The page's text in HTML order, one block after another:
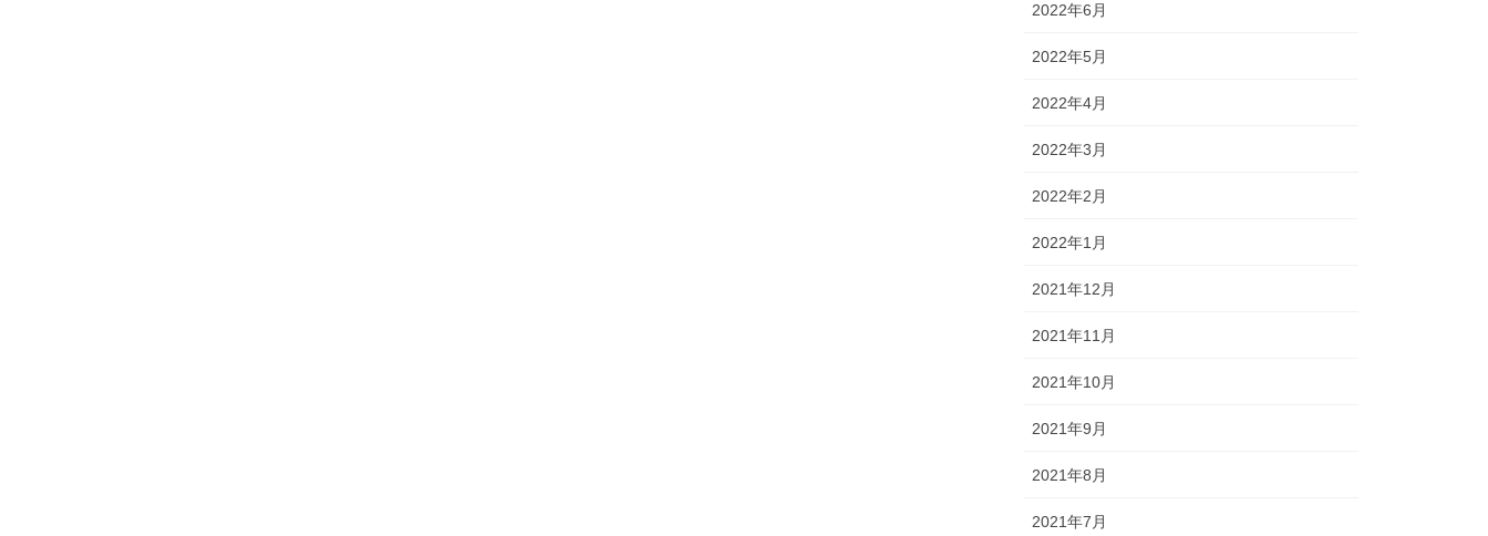
2022年6月
2022年5月
2022年4月
2022年3月
2022年2月
2022年1月
2021年12月
2021年11月
2021年10月
2021年9月
2021年8月
2021年7月